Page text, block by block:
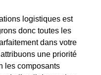
logistiques est
donc toutes les
dans votre
une priorité
les composants